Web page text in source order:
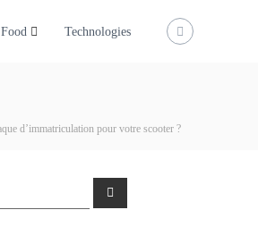
Food Technologies
d’immatriculation pour votre scooter ?
R